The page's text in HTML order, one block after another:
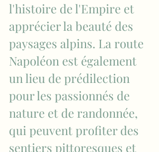
l'histoire de l'Empire et
apprécier la beauté des
paysages alpins. La route
Napoléon est également
un lieu de prédilection
pour les passionnés de
nature et de randonnée,
qui peuvent profiter des
sentiers pittoresques et